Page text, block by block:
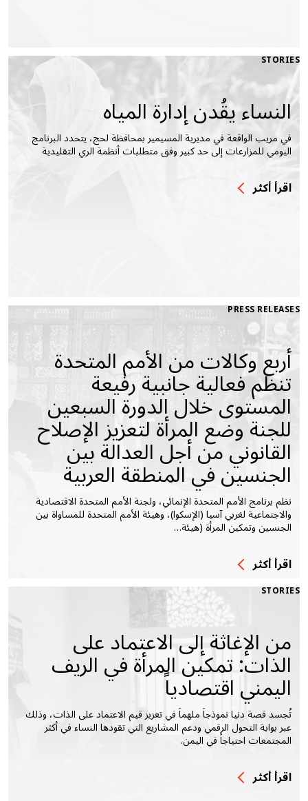
STORIES
النساء يقُدن إدارة المياه
في مريب الواقعة في مديرية المسيمير بمحافظة لحج، يتحدد البرنامج
اليومي للمزارعات إلى حد كبير وفق متطلبات أنظمة الري التقليدية
اقرأ أكثر
PRESS RELEASES
أربع وكالات من الأمم المتحدة
تنظم فعالية جانبية رفيعة
المستوى خلال الدورة السبعين
للجنة وضع المرأة لتعزيز الإصلاح
القانوني من أجل العدالة بين
الجنسين في المنطقة العربية
نظم برنامج الأمم المتحدة الإنمائي، ولجنة الأمم المتحدة الاقتصادية
والاجتماعية لغربي آسيا (الإسكوا)، وهيئة الأمم المتحدة للمساواة بين
الجنسين وتمكين المرأة (هيئة…
اقرأ أكثر
STORIES
من الإغاثة إلى الاعتماد على
الذات: تمكين المرأة في الريف
اليمني اقتصادياً
تُجسد قصة دنيا نموذجاً ملهماً في تعزيز قيم الاعتماد على الذات، وذلك
عبر بوابة التحول الرقمي ودعم المشاريع التي تقودها النساء في أكثر
المجتمعات احتياجاً في اليمن.
اقرأ أكثر